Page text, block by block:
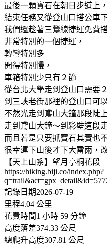
最後一顆寶石在朝日步道上
結束任務又從登山口搭公車
我們還趁著三鶯線捷運免費
非常特別的一個捷運，
轉彎特別多
開得特別慢，
車箱特別少只有２節
從台北大學走到登山口需要
到三峽老街那裡的登山口可
不然光走到鳶山大鐘那段陡
走到鳶山大鐘～到彩壁這段
而且若是只要抓寶石其實也
很幸運下山後才下大雷雨，
【天上山系】望月亭桐花段
https://hiking.biji.co/index.php?
記錄日期2026-07-19
里程4.04 公里
花費時間1 小時 59 分鐘
高度落差374.33 公尺
總爬升高度307.81 公尺